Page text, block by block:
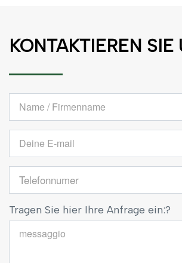
KONTAKTIEREN SIE
Nominativo
Ragione
sociale:
Email
Telefono
Tragen Sie hier Ihre Anfrage ein:?